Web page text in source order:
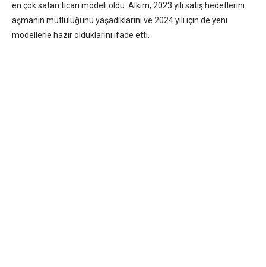
en çok satan ticari modeli oldu. Alkım, 2023 yılı satış hedeflerini
aşmanın mutluluğunu yaşadıklarını ve 2024 yılı için de yeni
modellerle hazır olduklarını ifade etti.